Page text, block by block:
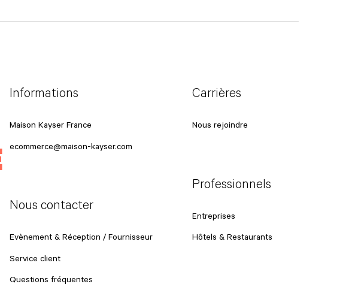
Informations
Maison Kayser France
ecommerce@maison-kayser.com
Nous contacter
Evènement & Réception / Fournisseur
Service client
Questions fréquentes
Carrières
Nous rejoindre
Professionnels
Entreprises
Hôtels & Restaurants